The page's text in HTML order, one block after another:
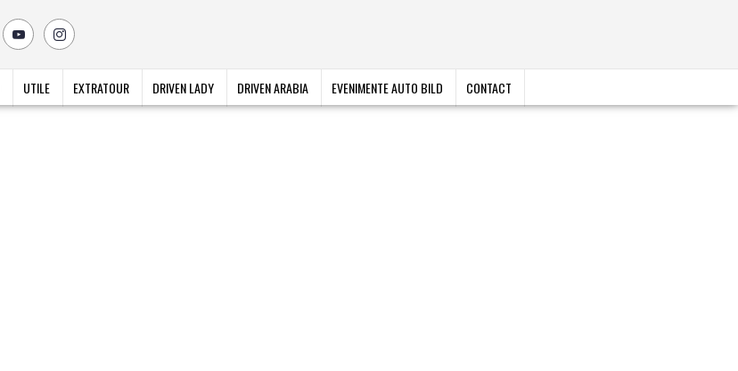
UTILE EXTRATOUR DRIVEN LADY DRIVEN ARABIA EVENIMENTE AUTO BILD CONTACT